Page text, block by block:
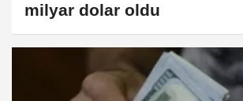
milyar dolar oldu